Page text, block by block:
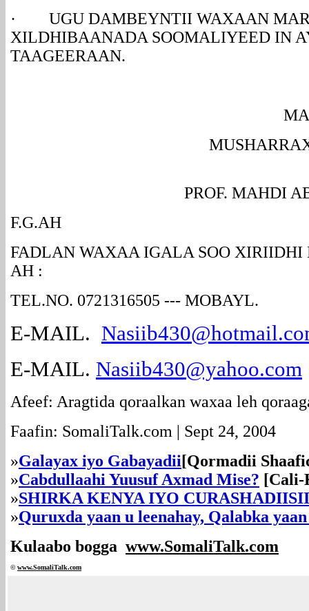
· UGU DAMBEYNTII WAXAAN
XILDHIBAANADA SOOMALIYEED IN
TAAGEERAAN.
MAHAD-
MUSHARRAX
PROF. MAHDI
F.G.AH
FADLAN WAXAA IGALA SOO
AH :
TEL.NO. 0721316505 --- MOBAYL.
E-MAIL.
E-MAIL. Nasiib430@yahoo.com
Afeef: Aragtida qoraalkan waxaa leh
Faafin: SomaliTalk.com | Sept 24, 2004
»Galayax iyo Gabayadii[Qormadii
»Cabdullaahi Yuusuf Axmad Mise? [Cali-
»SHIRKA KENYA IYO
»Quruxda yaan u leenahay, Qalabka
Kulaabo bogga www.SomaliTalk.com
©www.SomaliTalk.com